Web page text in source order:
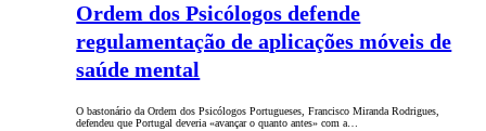
Ordem dos Psicólogos defende
regulamentação de aplicações móveis de
saúde mental
O bastonário da Ordem dos Psicólogos Portugueses, Francisco Miranda Rodrigues,
defendeu que Portugal deveria «avançar o quanto antes» com a…